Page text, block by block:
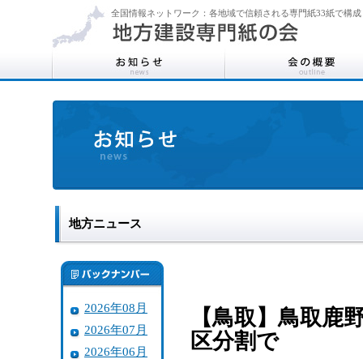
全国情報ネットワーク：各地域で信頼される専門紙33紙で構成
地方ニュース
2026年08月
2026年07月
2026年06月
【鳥取】鳥取
区分割で